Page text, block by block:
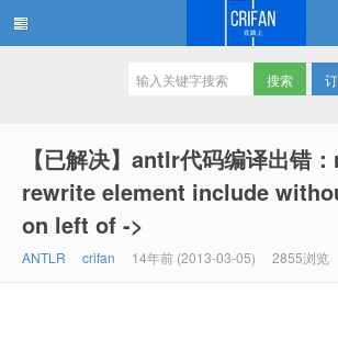
【已解决】antlr代码编译出错
rewrite element include
on left of ->
ANTLR crifan 14年前 (2013-03-05) 2855浏览